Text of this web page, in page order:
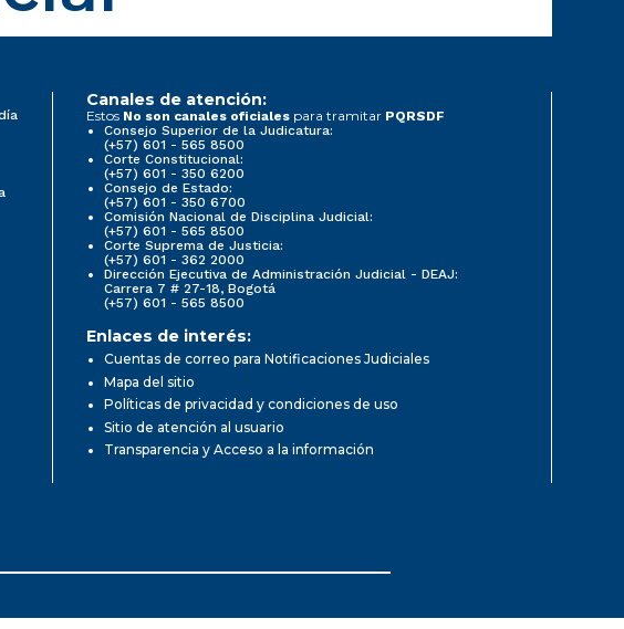
Canales de atención:
Estos No son canales oficiales para tramitar PQRSDF
Consejo Superior de la Judicatura:
(+57) 601 - 565 8500
Corte Constitucional:
(+57) 601 - 350 6200
Consejo de Estado:
(+57) 601 - 350 6700
Comisión Nacional de Disciplina Judicial:
(+57) 601 - 565 8500
Corte Suprema de Justicia:
(+57) 601 - 362 2000
Dirección Ejecutiva de Administración Judicial - DEAJ:
Carrera 7 # 27-18, Bogotá
(+57) 601 - 565 8500
Enlaces de interés:
Cuentas de correo para Notificaciones Judiciales
Mapa del sitio
Políticas de privacidad y condiciones de uso
Sitio de atención al usuario
Transparencia y Acceso a la información